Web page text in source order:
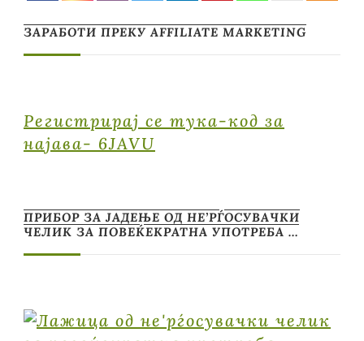
ЗАРАБОТИ ПРЕКУ AFFILIATE MARKETING
Регистрирај се тука-код за
најава- 6JAVU
ПРИБОР ЗА ЈАДЕЊЕ ОД НЕ’РЃОСУВАЧКИ
ЧЕЛИК ЗА ПОВЕЌЕКРАТНА УПОТРЕБА …